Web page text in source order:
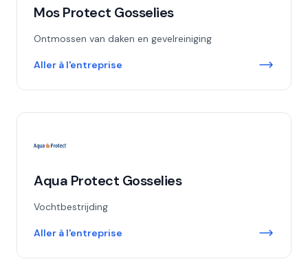
Mos Protect Gosselies
Ontmossen van daken en gevelreiniging
Aller à l'entreprise
Aqua Protect Gosselies
Vochtbestrijding
Aller à l'entreprise